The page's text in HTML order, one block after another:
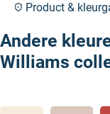
Product &
Andere
Williams